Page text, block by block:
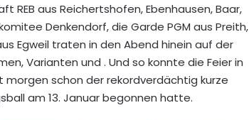
REB aus Reichertshofen, Ebenhausen, Baar,
Denkendorf, die Garde PGM aus Preith,
Egweil traten in den Abend hinein auf der
Varianten und . Und so konnte die Feier in
schon der rekordverdächtig kurze
am 13. Januar begonnen hatte.